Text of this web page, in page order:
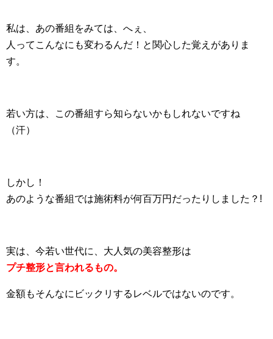
私は、あの番組をみては、へぇ、
人ってこんなにも変わるんだ！と関心した覚えがありま
す。
若い方は、この番組すら知らないかもしれないですね
（汗）
しかし！
あのような番組では施術料が何百万円だったりしました？!
実は、今若い世代に、大人気の美容整形は
プチ整形と言われるもの。
金額もそんなにビックリするレベルではないのです。